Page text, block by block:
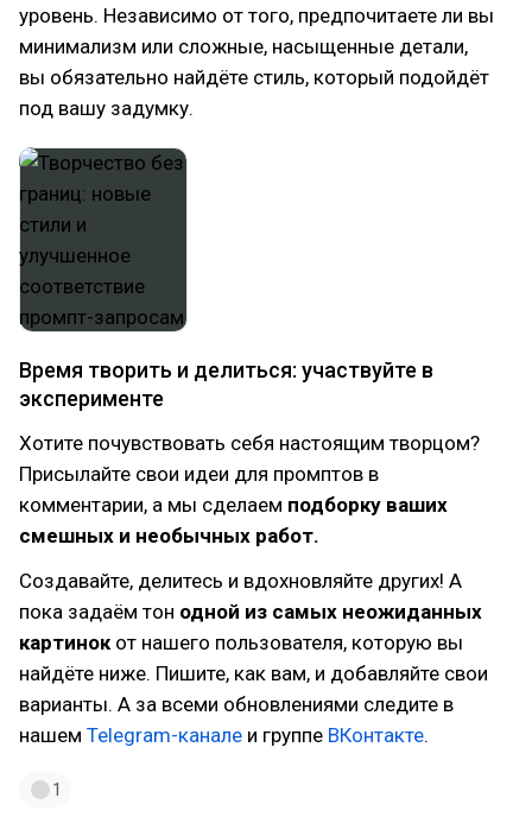
уровень. Независимо от того, предпочитаете ли вы
минимализм или сложные, насыщенные детали,
вы обязательно найдёте стиль, который подойдёт
под вашу задумку.
Время творить и делиться: участвуйте в
эксперименте
Хотите почувствовать себя настоящим творцом?
Присылайте свои идеи для промптов в
комментарии, а мы сделаем подборку ваших
смешных и необычных работ.
Создавайте, делитесь и вдохновляйте других! А
пока задаём тон одной из самых неожиданных
картинокот нашего пользователя, которую вы
найдёте ниже. Пишите, как вам, и добавляйте свои
варианты. А за всеми обновлениями следите в
нашем Telegram-канале и группе ВКонтакте.
1